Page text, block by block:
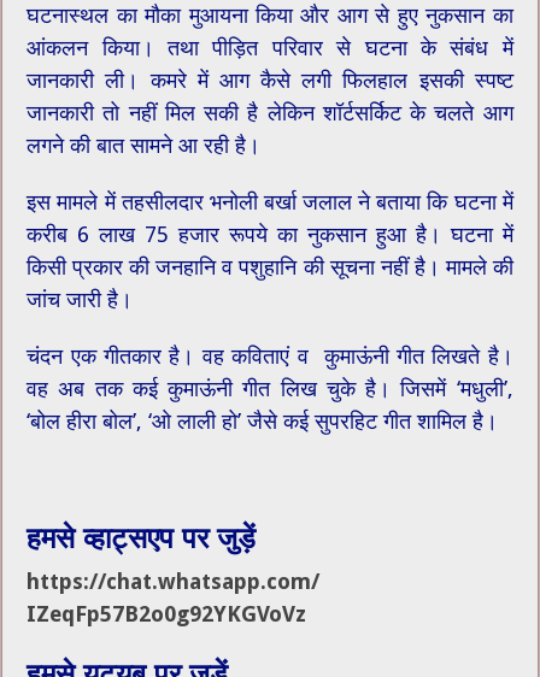
घटनास्थल का मौका मुआयना किया और आग से हुए नुकसान का
आंकलन किया। तथा पीड़ित परिवार से घटना के संबंध में
जानकारी ली। कमरे में आग कैसे लगी फिलहाल इसकी स्पष्ट
जानकारी तो नहीं मिल सकी है लेकिन शॉर्टसर्किट के चलते आग
लगने की बात सामने आ रही है।
इस मामले में तहसीलदार भनोली बर्खा जलाल ने बताया कि घटना में
करीब 6 लाख 75 हजार रूपये का नुकसान हुआ है। घटना में
किसी प्रकार की जनहानि व पशुहानि की सूचना नहीं है। मामले की
जांच जारी है।
चंदन एक गीतकार है। वह कविताएं व कुमाऊंनी गीत लिखते है।
वह अब तक कई कुमाऊंनी गीत लिख चुके है। जिसमें ‘मधुली’,
‘बोल ​हीरा बोल’, ‘ओ लाली हो’ जैसे कई सुपरहिट गीत शामिल है।
हमसे व्हाट्सएप पर जुड़ें
https://chat.whatsapp.com/
IZeqFp57B2o0g92YKGVoVz